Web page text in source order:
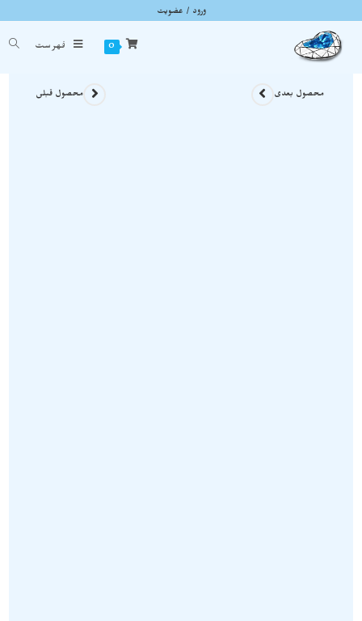
ورود / عضویت
0 فهرست شما اینجا هستید آویز بلور سلستین معدنی نمونه زیبا و اصل A1218
محصول قبلی محصول بعدی